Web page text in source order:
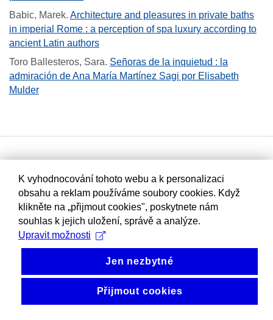
Babic, Marek. Architecture and pleasures in private baths
in imperial Rome : a perception of spa luxury according to
ancient Latin authors
Toro Ballesteros, Sara. Señoras de la inquietud : la
admiración de Ana María Martínez Sagi por Elisabeth
Mulder
K vyhodnocování tohoto webu a k personalizaci
obsahu a reklam používáme soubory cookies. Když
klikněte na „přijmout cookies", poskytnete nám
souhlas k jejich uložení, správě a analýze.
Upravit možnosti
Jen nezbytné
Přijmout cookies